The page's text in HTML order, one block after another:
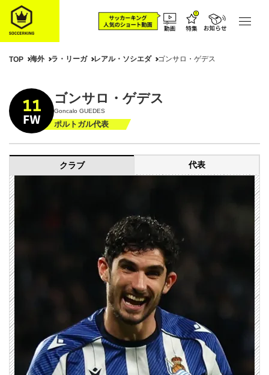
TOP 海外 ラ・リーガ レアル・ソシエダ ゴンサロ・ゲデス
クラブ 代表
11
FW
ゴンサロ・ゲデス
Goncalo GUEDES
ポルトガル代表